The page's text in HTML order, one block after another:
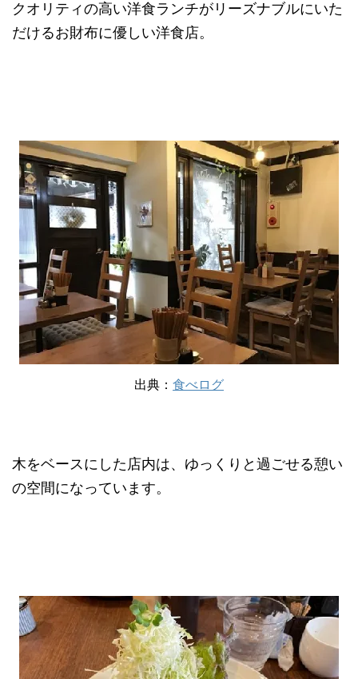
クオリティの高い洋食ランチがリーズナブルにいた
だけるお財布に優しい洋食店。
出典： 食べログ
木をベースにした店内は、ゆっくりと過ごせる憩い
の空間になっています。